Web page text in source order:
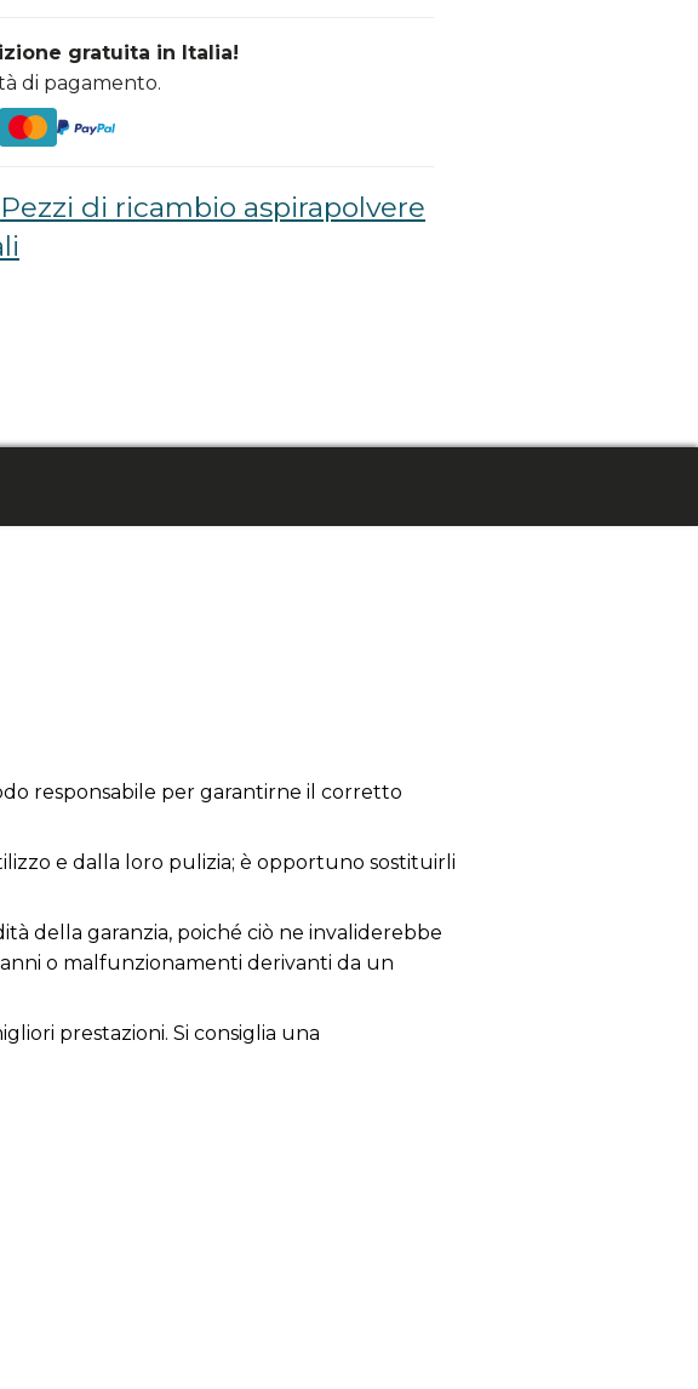
gratuita in Italia!
di pagamento.
Pezzi di ricambio aspirapolvere
responsabile per garantirne il corretto
e dalla loro pulizia; è opportuno sostituirli
della garanzia, poiché ciò ne invaliderebbe
o malfunzionamenti derivanti da un
prestazioni. Si consiglia una